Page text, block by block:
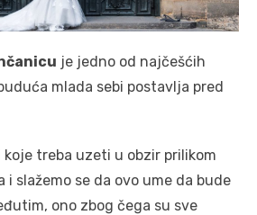
je jedno od najčešćih
mlada sebi postavlja pred
treba uzeti u obzir prilikom
slažemo se da ovo ume da bude
ono zbog čega su sve